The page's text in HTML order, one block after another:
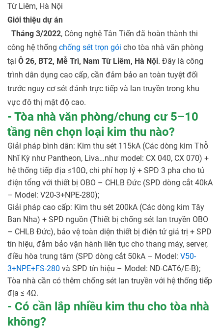
Từ Liêm, Hà Nội
Giới thiệu dự án
Tháng 3/2022, Công nghệ Tân Tiến đã hoàn thành thi
công hệ thống chống sét trọn gói cho tòa nhà văn phòng
tại Ô 26, BT2, Mễ Trì, Nam Từ Liêm, Hà Nội. Đây là công
trình dân dụng cao cấp, cần đảm bảo an toàn tuyệt đối
trước nguy cơ sét đánh trực tiếp và lan truyền trong khu
vực đô thị mật độ cao.
- Tòa nhà văn phòng/chung cư 5–10
tầng nên chọn loại kim thu nào?
Giải pháp bình dân: Kim thu sét 115kA (Các dòng kim Thỗ
Nhĩ Kỳ như Pantheon, Liva…như model: CX 040, CX 070) +
hệ thống tiếp địa ≤10Ω, chi phí hợp lý + SPD 3 pha cho tủ
điện tổng với thiết bị OBO – CHLB Đức (SPD dòng cắt 40kA
– Model: V20-3+NPE-280);
Giải pháp cao cấp: Kim thu sét 200kA (Các dòng kim Tây
Ban Nha) + SPD nguồn (Thiết bị chống sét lan truyền OBO
– CHLB Đức), bảo vệ toàn diện thiết bị điện tử giá trị + SPD
tín hiệu, đảm bảo vận hành liên tục cho thang máy, server,
điều hòa trung tâm (SPD dòng cắt 50kA – Model: V50-
3+NPE+FS-280 và SPD tín hiệu – Model: ND-CAT6/E-B);
Tòa nhà cần có thêm chống sét lan truyền với hệ thống tiếp
địa ≤ 4Ω.
- Có cần lắp nhiều kim thu cho tòa nhà
không?